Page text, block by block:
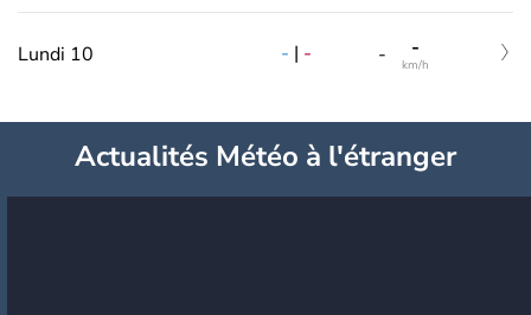
Lundi 10 - | - - -
km/h
Actualités Météo à l'étranger